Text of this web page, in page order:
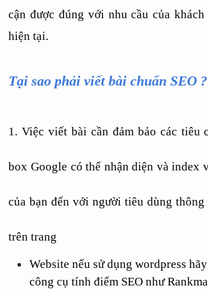
cận được đúng với nhu cầu của
hiện tại.
Tại sao phải viết bài chuẩn SEO ?
1. Việc viết bài cần đảm bảo các tiêu
box Google có thể nhận diện và index
của bạn đến với người tiêu dùng
trên trang
Website nếu sử dụng wordpress
công cụ tính điểm SEO như